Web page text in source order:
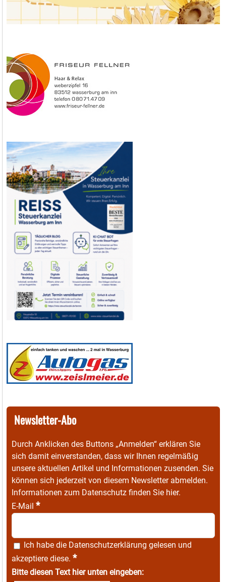
Newsletter-Abo
Durch Anklicken des Buttons „Anmelden“ erklären Sie
sich damit einverstanden, dass wir Ihnen regelmäßig
unsere aktuellen Artikel und Informationen zusenden. Sie
können sich jederzeit von diesem Newsletter abmelden.
Informationen zum Datenschutz finden Sie hier.
E-Mail *
Ich habe die Datenschutzerklärung gelesen und
akzeptiere diese. *
Bitte diesen Text hier unten eingeben: